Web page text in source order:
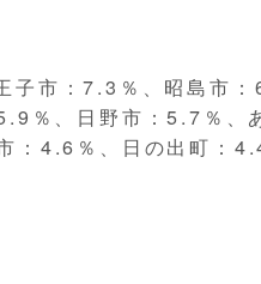
市：7.3％、昭島市：
％、日野市：5.7％、
：4.6％、日の出町：